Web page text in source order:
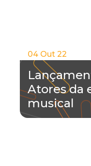
04 Out 22
Atores da
musical